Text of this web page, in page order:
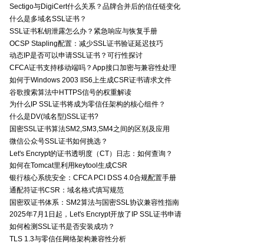
Sectigo与DigiCert什么关系？品牌合并后的信任链变化
什么是多域名SSL证书？
SSL证书私钥泄露怎么办？紧急响应与恢复手册
OCSP Stapling配置：减少SSL证书验证延迟技巧
动态IP是否可以申请SSL证书？可行性探讨
CFCA证书支持移动端吗？App接口加密与兼容性处理
如何于Windows 2003 IIS6上生成CSR证书请求文件
谷歌搜索算法中HTTPS信号的权重解读
为什么IP SSL证书将成为零信任架构的核心组件？
什么是DV(域名型)SSL证书?
国密SSL证书算法SM2,SM3,SM4之间的区别及应用
微信公众号SSL证书如何挑选？
Let's Encrypt的证书透明度（CT）日志：如何查询？
如何在Tomcat里利用keytool生成CSR
银行核心系统安全：CFCA PCI DSS 4.0合规配置手册
通配符证书CSR：域名格式填写规范
国密双证书体系：SM2算法与国密SSL协议兼容性指南
2025年7月1日起，Let's Encrypt开放了IP SSL证书申请
如何检测SSL证书是否安装成功？
TLS 1.3与零信任网络架构兼容性分析